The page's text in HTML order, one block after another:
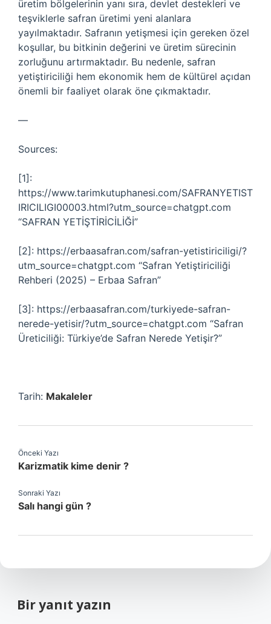
üretim bölgelerinin yanı sıra, devlet destekleri ve
teşviklerle safran üretimi yeni alanlara
yayılmaktadır. Safranın yetişmesi için gereken özel
koşullar, bu bitkinin değerini ve üretim sürecinin
zorluğunu artırmaktadır. Bu nedenle, safran
yetiştiriciliği hem ekonomik hem de kültürel açıdan
önemli bir faaliyet olarak öne çıkmaktadır.
—
Sources:
[1]:
https://www.tarimkutuphanesi.com/SAFRANYETIST
IRICILIGI00003.html?utm_source=chatgpt.com
“SAFRAN YETİŞTİRİCİLİĞİ”
[2]: https://erbaasafran.com/safran-yetistiriciligi/?
utm_source=chatgpt.com “Safran Yetiştiriciliği
Rehberi (2025) – Erbaa Safran”
[3]: https://erbaasafran.com/turkiyede-safran-
nerede-yetisir/?utm_source=chatgpt.com “Safran
Üreticiliği: Türkiye’de Safran Nerede Yetişir?”
Tarih: Makaleler
Önceki Yazı
Karizmatik kime denir ?
Sonraki Yazı
Salı hangi gün ?
Bir yanıt yazın